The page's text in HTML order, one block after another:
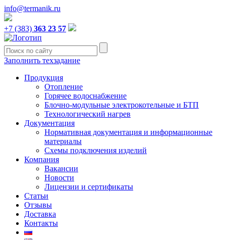
info@termanik.ru
+7 (383) 363 23 57
Заполнить техзадание
Продукция
Отопление
Горячее водоснабжение
Блочно-модульные электрокотельные и БТП
Технологический нагрев
Документация
Нормативная документация и информационные
материалы
Схемы подключения изделий
Компания
Вакансии
Новости
Лицензии и сертификаты
Статьи
Отзывы
Доставка
Контакты